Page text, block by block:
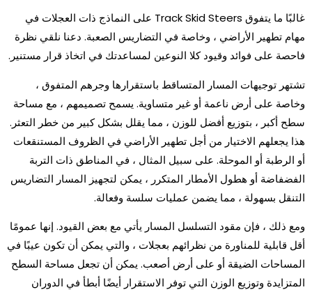
غالبًا ما يتفوق Track Skid Steers على النماذج ذات العجلات في
مهام تطهير الأراضي ، وخاصة في التضاريس الصعبة. دعنا نلقي نظرة
فاحصة على فوائد وقيود كلا النوعين لمساعدتك في اتخاذ قرار مستنير.
تشتهر توجيهات المسار المتساقط باستقرارها وجرهم المتفوق ،
وخاصة على أرض ناعمة أو غير متساوية. يسمح تصميمهم ، مع مساحة
سطح أكبر ، بتوزيع أفضل للوزن ، مما يقلل بشكل كبير من خطر التعثر.
هذا يجعلهم الاختيار من أجل تطهير الأراضي في الظروف المستنقعات
أو الرطبة أو الموحلة. على سبيل المثال ، في المناطق ذات التربة
الفضفاضة أو هطول الأمطار المتكرر ، يمكن لتجهيز المسار التضاريس
التنقل بسهولة ، مما يضمن عمليات سلسة وفعالة.
ومع ذلك ، فإن مقود التسلسل المسار يأتي مع بعض القيود. إنها عمومًا
أقل قابلية للمناورة من نظرائهم بعجلات ، والتي يمكن أن تكون عيبًا في
المساحات الضيقة أو على أرض أصعب. يمكن أن تجعل مساحة السطح
المتزايدة وتوزيع الوزن التي توفر الاستقرار أيضًا أبطأ في الدوران